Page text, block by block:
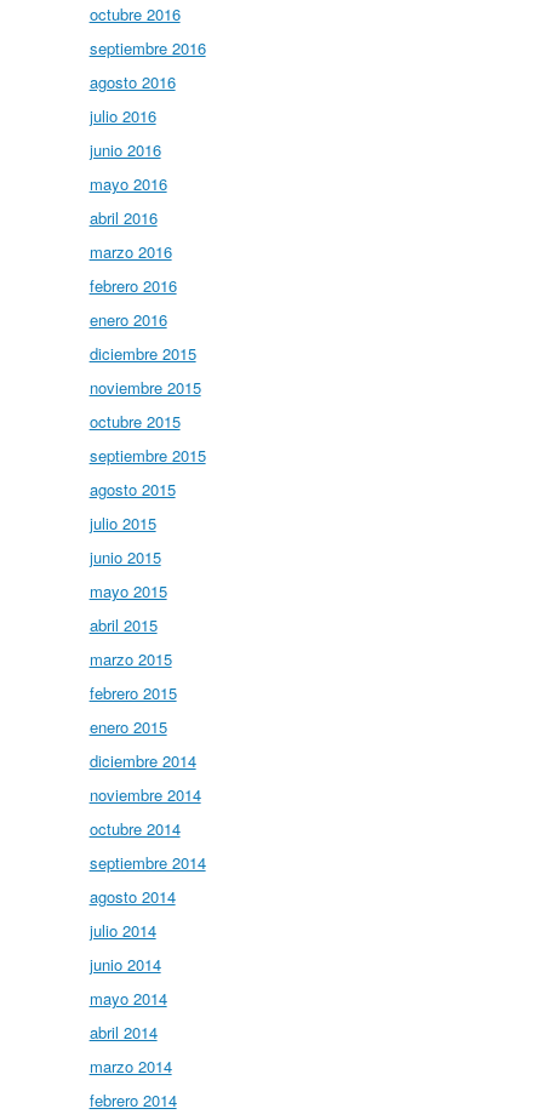
octubre 2016
septiembre 2016
agosto 2016
julio 2016
junio 2016
mayo 2016
abril 2016
marzo 2016
febrero 2016
enero 2016
diciembre 2015
noviembre 2015
octubre 2015
septiembre 2015
agosto 2015
julio 2015
junio 2015
mayo 2015
abril 2015
marzo 2015
febrero 2015
enero 2015
diciembre 2014
noviembre 2014
octubre 2014
septiembre 2014
agosto 2014
julio 2014
junio 2014
mayo 2014
abril 2014
marzo 2014
febrero 2014